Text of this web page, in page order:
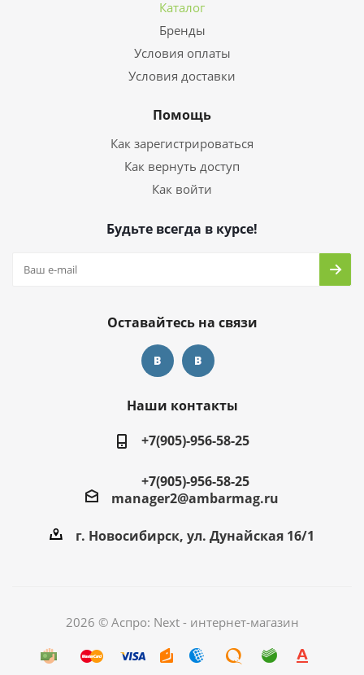
Каталог
Бренды
Условия оплаты
Условия доставки
Помощь
Как зарегистрироваться
Как вернуть доступ
Как войти
Будьте всегда в курсе!
Оставайтесь на связи
Наши контакты
+7(905)-956-58-25
+7(905)-956-58-25
manager2@ambarmag.ru
г. Новосибирск, ул. Дунайская 16/1
2026 © Аспро: Next - интернет-магазин